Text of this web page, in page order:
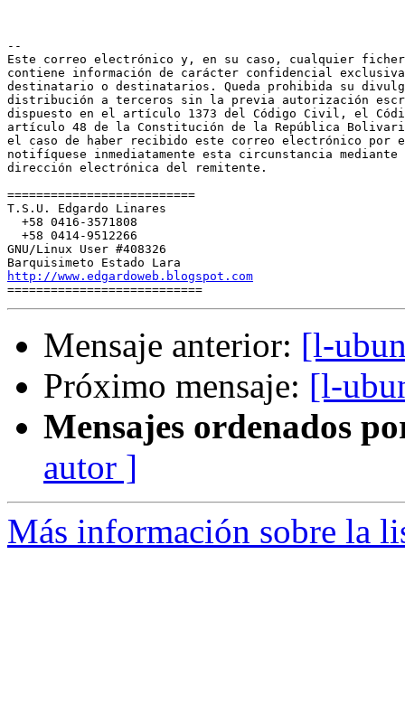
--
Este correo electrónico y, en su caso, cualquier
contiene información de carácter confidencial
destinatario o destinatarios. Queda prohibida su
distribución a terceros sin la previa autorización
dispuesto en el artículo 1373 del Código Civil, el
artículo 48 de la Constitución de la República
el caso de haber recibido este correo electrónico por
notifíquese inmediatamente esta circunstancia
dirección electrónica del remitente.
==========================
T.S.U. Edgardo Linares
  +58 0416-3571808
  +58 0414-9512266
GNU/Linux User #408326
http://www.edgardoweb.blogspot.com
Mensaje anterior: [l-
Próximo mensaje: [l-
Mensajes ordenados
autor ]
Más información sobre la